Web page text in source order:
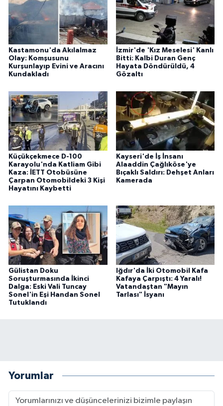
Kastamonu'da Akılalmaz
Olay: Komşusunu
Kurşunlayıp Evini ve Aracını
Kundakladı
İzmir'de 'Kız Meselesi' Kanlı
Bitti: Kalbi Duran Genç
Hayata Döndürüldü, 4
Gözaltı
Küçükçekmece D-100
Karayolu'nda Katliam Gibi
Kaza: İETT Otobüsüne
Çarpan Otomobildeki 3 Kişi
Hayatını Kaybetti
Kayseri'de İş İnsanı
Alaaddin Çağlıköse'ye
Bıçaklı Saldırı: Dehşet Anları
Kamerada
Gülistan Doku
Soruşturmasında İkinci
Dalga: Eski Vali Tuncay
Sonel'in Eşi Handan Sonel
Tutuklandı
Iğdır'da İki Otomobil Kafa
Kafaya Çarpıştı: 4 Yaralı!
Vatandaştan "Mayın
Tarlası" İsyanı
Yorumlar